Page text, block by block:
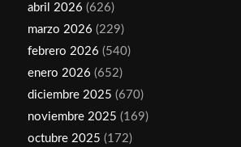
abril 2026 (626)
marzo 2026 (229)
febrero 2026 (540)
enero 2026 (652)
diciembre 2025 (670)
noviembre 2025 (169)
octubre 2025 (172)